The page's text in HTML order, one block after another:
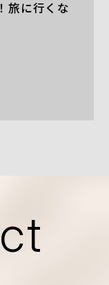
旅に行くな